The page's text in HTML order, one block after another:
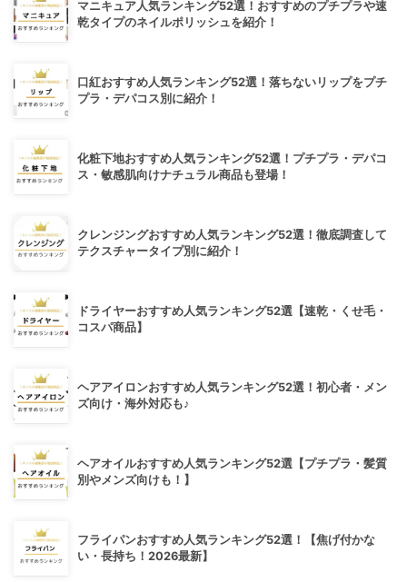
マニキュア人気ランキング52選！おすすめのプチプラや速
乾タイプのネイルポリッシュを紹介！
口紅おすすめ人気ランキング52選！落ちないリップをプチ
プラ・デパコス別に紹介！
化粧下地おすすめ人気ランキング52選！プチプラ・デパコ
ス・敏感肌向けナチュラル商品も登場！
クレンジングおすすめ人気ランキング52選！徹底調査して
テクスチャータイプ別に紹介！
ドライヤーおすすめ人気ランキング52選【速乾・くせ毛・
コスパ商品】
ヘアアイロンおすすめ人気ランキング52選！初心者・メン
ズ向け・海外対応も♪
ヘアオイルおすすめ人気ランキング52選【プチプラ・髪質
別やメンズ向けも！】
フライパンおすすめ人気ランキング52選！【焦げ付かな
い・長持ち！2026最新】